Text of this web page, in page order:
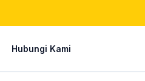
Hubungi Kami